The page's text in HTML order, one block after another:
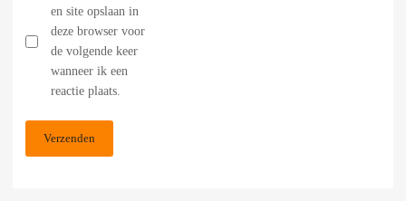
en site opslaan in
deze browser voor
de volgende keer
wanneer ik een
reactie plaats.